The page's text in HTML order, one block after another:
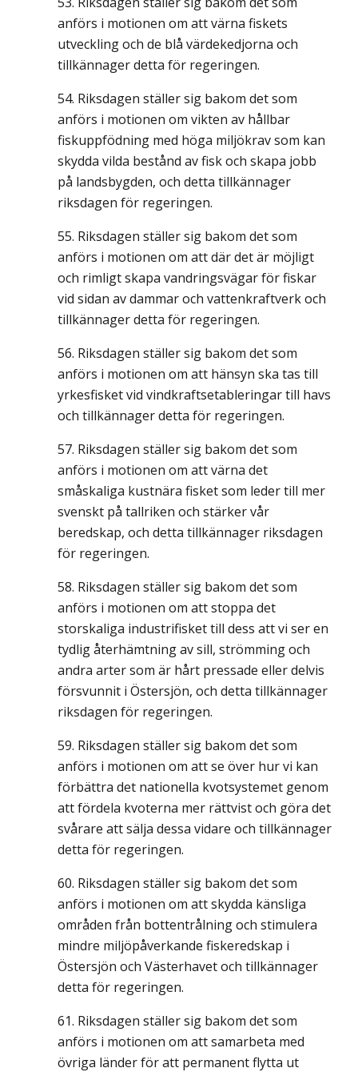
anförs i motionen om att värna fiskets
utveckling och de blå värdekedjorna och
tillkännager detta för regeringen.
Riksdagen ställer sig bakom det som
anförs i motionen om vikten av hållbar
fiskuppfödning med höga miljökrav som kan
skydda vilda bestånd av fisk och skapa jobb
på landsbygden, och detta tillkännager
riksdagen för regeringen.
Riksdagen ställer sig bakom det som
anförs i motionen om att där det är möjligt
och rimligt skapa vandringsvägar för fiskar
vid sidan av dammar och vattenkraftverk och
tillkännager detta för regeringen.
Riksdagen ställer sig bakom det som
anförs i motionen om att hänsyn ska tas till
yrkesfisket vid vindkraftsetableringar till havs
och tillkännager detta för regeringen.
Riksdagen ställer sig bakom det som
anförs i motionen om att värna det
småskaliga kustnära fisket som leder till mer
svenskt på tallriken och stärker vår
beredskap, och detta tillkännager riksdagen
för regeringen.
Riksdagen ställer sig bakom det som
anförs i motionen om att stoppa det
storskaliga industrifisket till dess att vi ser en
tydlig återhämtning av sill, strömming och
andra arter som är hårt pressade eller delvis
försvunnit i Östersjön, och detta tillkännager
riksdagen för regeringen.
Riksdagen ställer sig bakom det som
anförs i motionen om att se över hur vi kan
förbättra det nationella kvotsystemet genom
att fördela kvoterna mer rättvist och göra det
svårare att sälja dessa vidare och tillkännager
detta för regeringen.
Riksdagen ställer sig bakom det som
anförs i motionen om att skydda känsliga
områden från bottentrålning och stimulera
mindre miljöpåverkande fiskeredskap i
Östersjön och Västerhavet och tillkännager
detta för regeringen.
Riksdagen ställer sig bakom det som
anförs i motionen om att samarbeta med
övriga länder för att permanent flytta ut